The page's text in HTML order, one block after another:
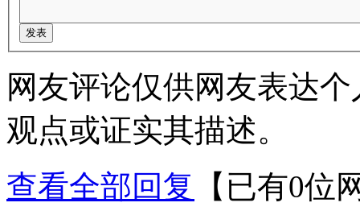
网友评论仅供网友表达
观点或证实其描述。
查看全部回复
【已有0位